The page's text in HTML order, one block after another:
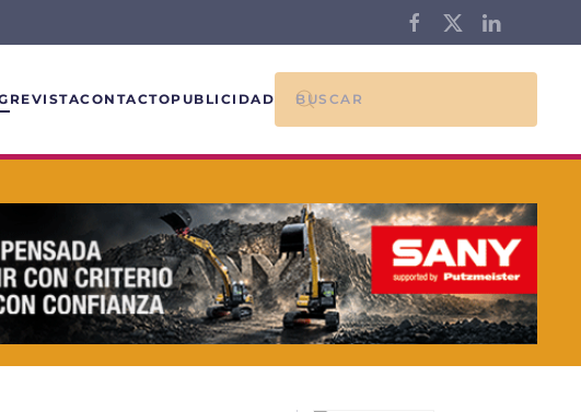
REVISTACONTACTOPUBLICIDAD